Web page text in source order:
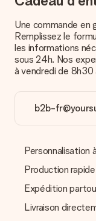
Paiement
Comment puis-je
Nous proposons
carte bancaire ou
3 jours
cas de paiement par
Réception du
Que puis-je faire si
fait ?
Vous pouvez dans
vous aidera à
Nous n’envoyons
l’envoyons par e-
pouvez de même
Une commande en
Remplissez le
les informations
sous 24h. Nos
à vendredi de 8h30
b2b-
Personnalisation
Production rapide
Expédition
Livraison